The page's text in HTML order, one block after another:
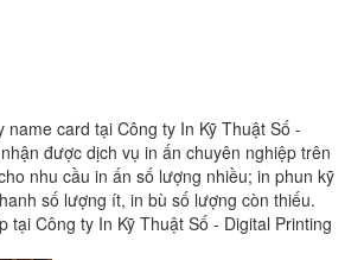
name card tại Công ty In Kỹ Thuật Số -
được dịch vụ in ấn chuyên nghiệp trên
nhu cầu in ấn số lượng nhiều; in phun kỹ
số lượng ít, in bù số lượng còn thiếu.
tại Công ty In Kỹ Thuật Số - Digital Printing